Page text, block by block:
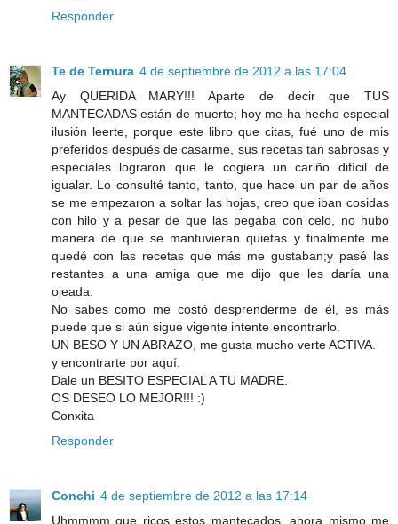
Responder
Te de Ternura 4 de septiembre de 2012 a las 17:04
Ay QUERIDA MARY!!! Aparte de decir que TUS
MANTECADAS están de muerte; hoy me ha hecho especial
ilusión leerte, porque este libro que citas, fué uno de mis
preferidos después de casarme, sus recetas tan sabrosas y
especiales lograron que le cogiera un cariño difícil de
igualar. Lo consulté tanto, tanto, que hace un par de años
se me empezaron a soltar las hojas, creo que iban cosidas
con hilo y a pesar de que las pegaba con celo, no hubo
manera de que se mantuvieran quietas y finalmente me
quedé con las recetas que más me gustaban;y pasé las
restantes a una amiga que me dijo que les daría una
ojeada.
No sabes como me costó desprenderme de él, es más
puede que si aún sigue vigente intente encontrarlo.
UN BESO Y UN ABRAZO, me gusta mucho verte ACTIVA.
y encontrarte por aquí.
Dale un BESITO ESPECIAL A TU MADRE.
OS DESEO LO MEJOR!!! :)
Conxita
Responder
Conchi 4 de septiembre de 2012 a las 17:14
Uhmmmm que ricos estos mantecados, ahora mismo me